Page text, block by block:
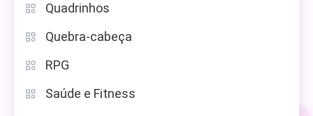
Quadrinhos
Quebra-cabeça
RPG
Saúde e Fitness